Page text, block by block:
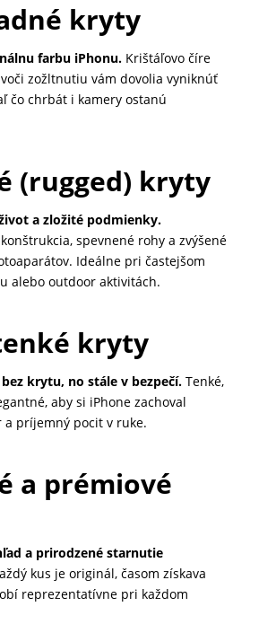
kryty
farbu iPhonu.Krištáľovo číre
zožltnutiu vám dovolia vyniknúť
čo chrbát i kamery ostanú
(rugged) kryty
a zložité podmienky.
spevnené rohy a zvýšené
Ideálne pri častejšom
alebo outdoor aktivitách.
kryty
krytu, no stále v bezpečí.Tenké,
aby si iPhone zachoval
a príjemný pocit v ruke.
a prémiové
a prirodzené starnutie
kus je originál, časom získava
reprezentatívne pri každom